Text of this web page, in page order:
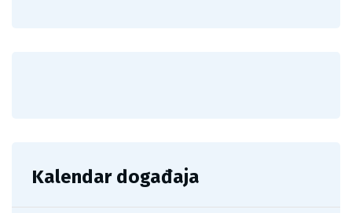
Kalendar događaja